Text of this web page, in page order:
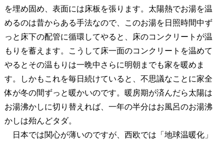
を埋め固め、表面には床板を張ります。太陽熱でお湯を温
めるのは昔からある手法なので、このお湯を日照時間中ず
っと床下の配管に循環してやると、床のコンクリートが温
もりを蓄えます。こうして床一面のコンクリートを温めて
やるとその温もりは一晩中さらに明朝までも家を暖めま
す。しかもこれを毎日続けていると、不思議なことに家全
体が冬の間ずっと暖かいのです。暖房期が済んだら太陽は
お湯沸かしに切り替えれば、一年の半分はお風呂のお湯沸
かしは殆んどタダ。
日本では関心が薄いのですが、西欧では「地球温暖化」